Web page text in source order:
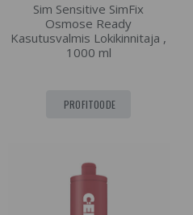
Sim Sensitive SimFix
Osmose Ready
Kasutusvalmis Lokikinnitaja ,
1000 ml
PROFITOODE